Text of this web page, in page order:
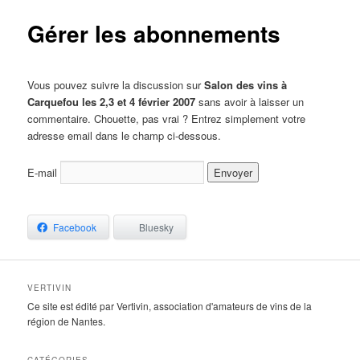
Gérer les abonnements
Vous pouvez suivre la discussion surSalon des vins à
Carquefou les 2,3 et 4 février 2007 sans avoir à laisser un
commentaire. Chouette, pas vrai ? Entrez simplement votre
adresse email dans le champ ci-dessous.
E-mail
Facebook Bluesky
VERTIVIN
Ce site est édité par Vertivin, association d'amateurs de vins de la
région de Nantes.